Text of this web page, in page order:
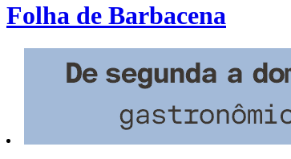
Folha de Barbacena